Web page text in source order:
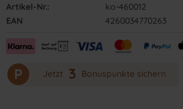
Artikel-Nr.:
ko-460012
EAN
4260034770263
P Jetzt 3 Bonuspunkte sichern